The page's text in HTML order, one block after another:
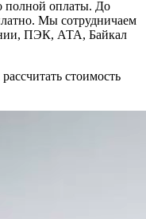
полной оплаты. До
Мы сотрудничаем
ПЭК, АТА, Байкал
стоимость